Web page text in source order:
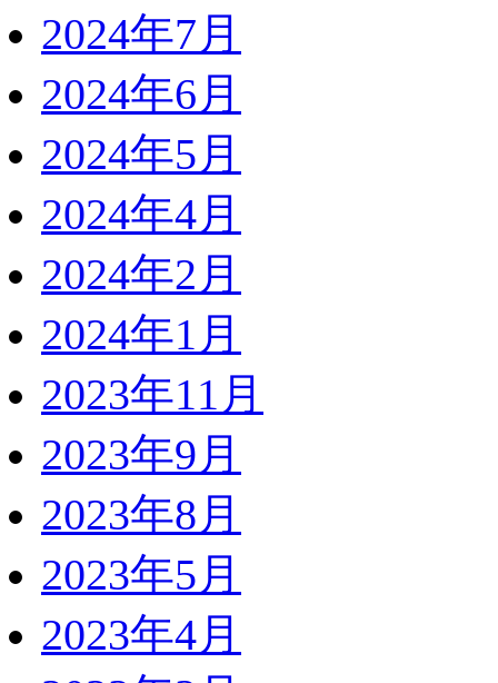
2024年7月
2024年6月
2024年5月
2024年4月
2024年2月
2024年1月
2023年11月
2023年9月
2023年8月
2023年5月
2023年4月